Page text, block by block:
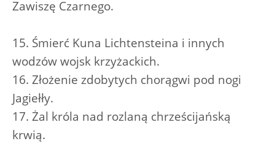
Zawiszę Czarnego.
15. Śmierć Kuna Lichtensteina i innych
wodzów wojsk krzyżackich.
16. Złożenie zdobytych chorągwi pod nogi
Jagiełły.
17. Żal króla nad rozlaną chrześcijańską
krwią.